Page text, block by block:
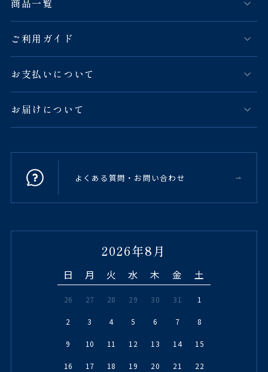
商品一覧
ご利用ガイド
お支払いについて
お届けについて
よくある質問・お問い合わせ
2026年8月
日 月 火 水 木 金 土
26 27 28 29 30 31 1
2 3 4 5 6 7 8
9 10 11 12 13 14 15
16 17 18 19 20 21 22